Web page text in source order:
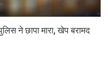
ने छापा मारा, खेप बरामद